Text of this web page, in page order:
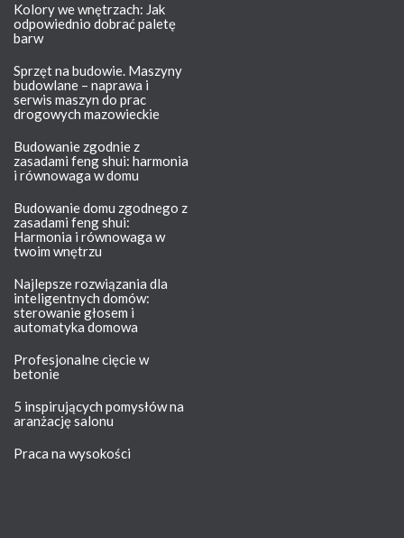
Kolory we wnętrzach: Jak
odpowiednio dobrać paletę
barw
Sprzęt na budowie. Maszyny
budowlane – naprawa i
serwis maszyn do prac
drogowych mazowieckie
Budowanie zgodnie z
zasadami feng shui: harmonia
i równowaga w domu
Budowanie domu zgodnego z
zasadami feng shui:
Harmonia i równowaga w
twoim wnętrzu
Najlepsze rozwiązania dla
inteligentnych domów:
sterowanie głosem i
automatyka domowa
Profesjonalne cięcie w
betonie
5 inspirujących pomysłów na
aranżację salonu
Praca na wysokości